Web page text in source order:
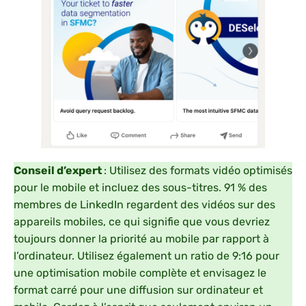
Conseil d’expert : Utilisez des formats vidéo optimisés
pour le mobile et incluez des sous-titres. 91 % des
membres de LinkedIn regardent des vidéos sur des
appareils mobiles, ce qui signifie que vous devriez
toujours donner la priorité au mobile par rapport à
l’ordinateur. Utilisez également un ratio de 9:16 pour
une optimisation mobile complète et envisagez le
format carré pour une diffusion sur ordinateur et